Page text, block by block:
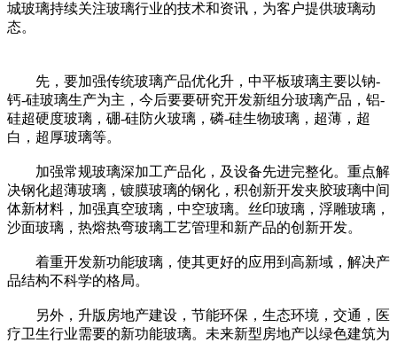
城玻璃持续关注玻璃行业的技术和资讯，为客户提供玻璃动
态。
先，要加强传统玻璃产品优化升，中平板玻璃主要以钠-
钙-硅玻璃生产为主，今后要要研究开发新组分玻璃产品，铝-
硅超硬度玻璃，硼-硅防火玻璃，磷-硅生物玻璃，超薄，超
白，超厚玻璃等。
加强常规玻璃深加工产品化，及设备先进完整化。重点解
决钢化超薄玻璃，镀膜玻璃的钢化，积创新开发夹胶玻璃中间
体新材料，加强真空玻璃，中空玻璃。丝印玻璃，浮雕玻璃，
沙面玻璃，热熔热弯玻璃工艺管理和新产品的创新开发。
着重开发新功能玻璃，使其更好的应用到高新域，解决产
品结构不科学的格局。
另外，升版房地产建设，节能环保，生态环境，交通，医
疗卫生行业需要的新功能玻璃。未来新型房地产以绿色建筑为